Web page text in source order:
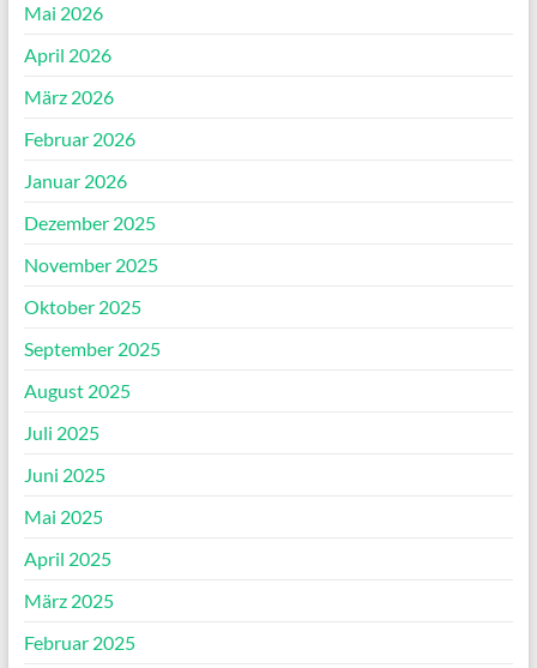
Mai 2026
April 2026
März 2026
Februar 2026
Januar 2026
Dezember 2025
November 2025
Oktober 2025
September 2025
August 2025
Juli 2025
Juni 2025
Mai 2025
April 2025
März 2025
Februar 2025